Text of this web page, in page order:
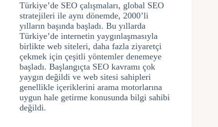
Türkiye’de SEO çalışmaları, global SEO
stratejileri ile aynı dönemde, 2000’li
yılların başında başladı. Bu yıllarda
Türkiye’de internetin yaygınlaşmasıyla
birlikte web siteleri, daha fazla ziyaretçi
çekmek için çeşitli yöntemler denemeye
başladı. Başlangıçta SEO kavramı çok
yaygın değildi ve web sitesi sahipleri
genellikle içeriklerini arama motorlarına
uygun hale getirme konusunda bilgi sahibi
değildi.